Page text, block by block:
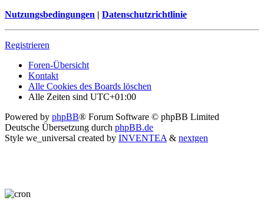
Nutzungsbedingungen | Datenschutzrichtlinie
Registrieren
Foren-Übersicht
Kontakt
Alle Cookies des Boards löschen
Alle Zeiten sind UTC+01:00
Powered by phpBB® Forum Software © phpBB Limited
Deutsche Übersetzung durch phpBB.de
Style we_universal created by INVENTEA & nextgen